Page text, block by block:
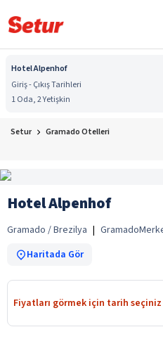
Hotel Alpenhof
Giriş - Çıkış Tarihleri
1 Oda, 2 Yetişkin
Setur Gramado Otelleri
Hotel Alpenhof
Gramado / Brezilya | Gramado
Haritada Gör
Fiyatları görmek için tarih seçiniz